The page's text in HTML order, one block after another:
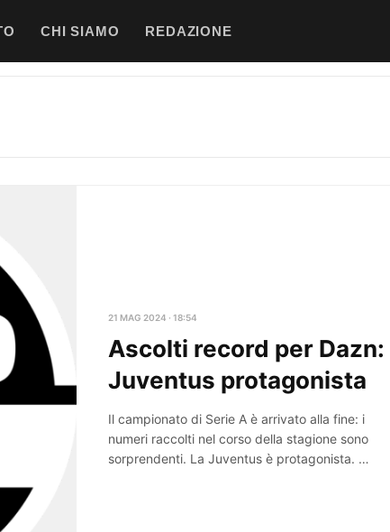
CHI SIAMO REDAZIONE
21 MAG 2024 · 18:54
Ascolti record per Dazn:
Juventus protagonista
Il campionato di Serie A è arrivato alla fine: i
numeri raccolti nel corso della stagione sono
sorprendenti. La Juventus è protagonista. …